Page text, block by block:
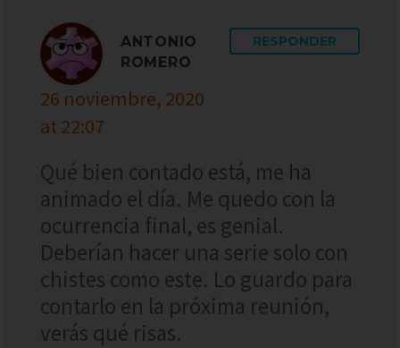
ANTONIO
ROMERO
26 noviembre, 2020
at 22:07
RESPONDER
Qué bien contado está, me ha
animado el día. Me quedo con la
ocurrencia final, es genial.
Deberían hacer una serie solo con
chistes como este. Lo guardo para
contarlo en la próxima reunión,
verás qué risas.